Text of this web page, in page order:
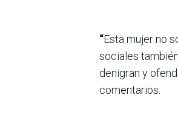
“Esta mujer no
sociales
denigran y
comentarios.